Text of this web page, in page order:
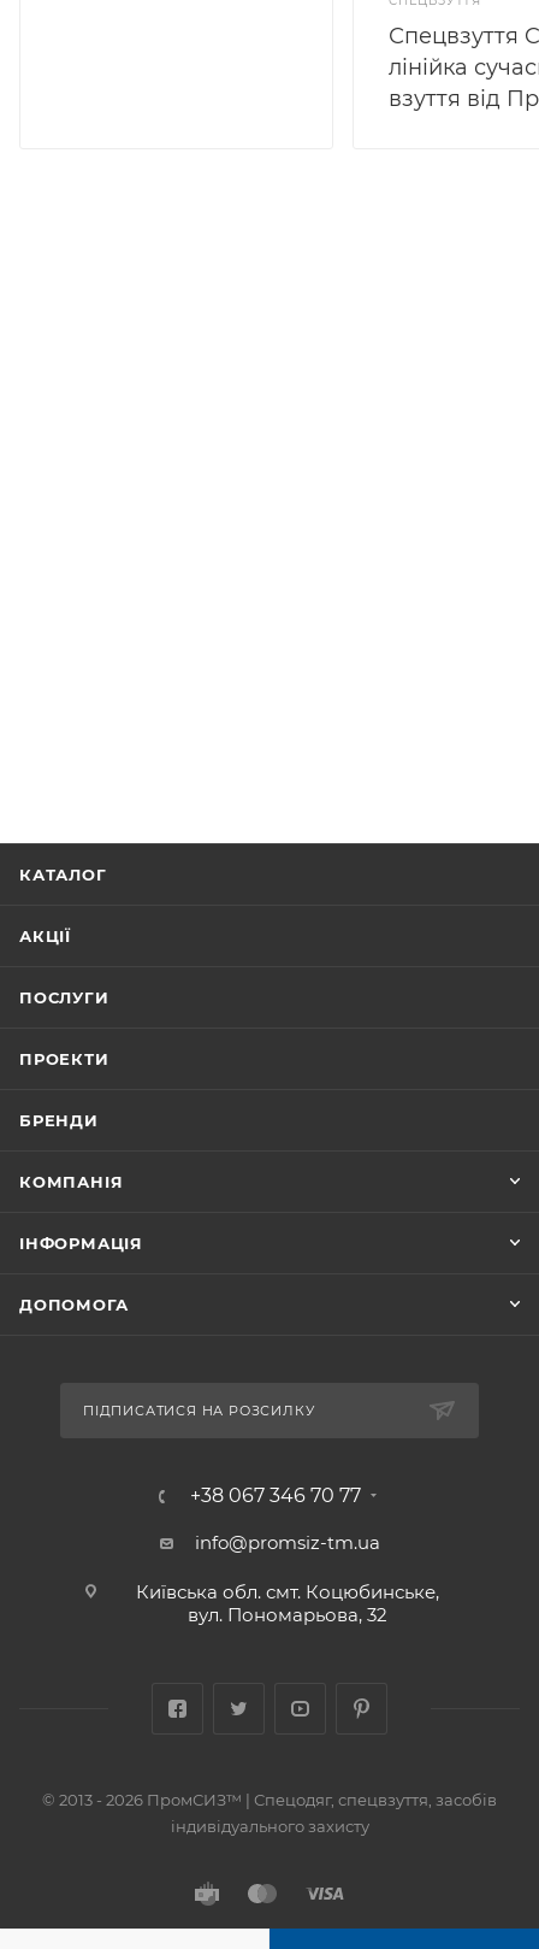
Спецвзуття
лінійка
взуття від
КАТАЛОГ
АКЦІЇ
ПОСЛУГИ
ПРОЕКТИ
БРЕНДИ
КОМПАНІЯ
ІНФОРМАЦІЯ
ДОПОМОГА
ПІДПИСАТИСЯ НА РОЗСИЛКУ
+38 067 346 70 77
info@promsiz-tm.ua
Київська обл. смт. Коцюбинське,
вул. Пономарьова, 32
© 2013 - 2026 ПромСИЗ™ | Спецодяг, спецвзуття, засобів
індивідуального захисту